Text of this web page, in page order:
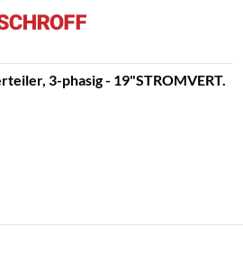
3-phasig - 19"STROMVERT.